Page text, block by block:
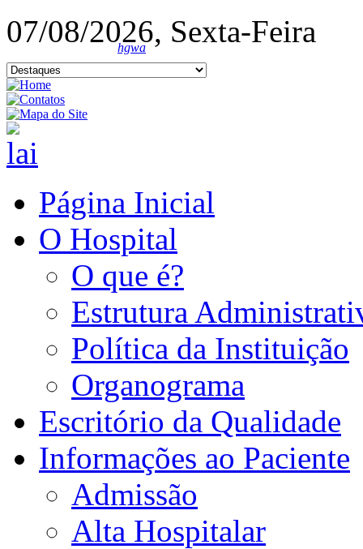
07/08/2026, Sexta-Feira
hgwa
Página Inicial
O Hospital
O que é?
Estrutura
Política da Instituição
Organograma
Escritório da Qualidade
Informações ao Paciente
Admissão
Alta Hospitalar